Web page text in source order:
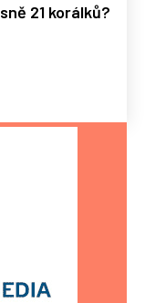
21 korálků?